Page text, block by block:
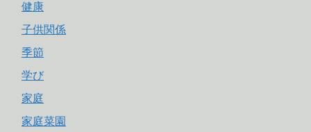
健康
子供関係
季節
学び
家庭
家庭菜園